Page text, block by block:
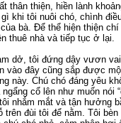
thân thiện, hiền lành
khi tôi nuôi chó, chình
bà. Để thể hiện thiện
thuê nhà và tiếp tục ở lại.
dở, tôi đứng dậy vươn
vào đây cũng sắp được
này. Chú chó đáng yêu
cổ lên như muốn nói
nhắm mắt và tận hưởng
trên đùi tôi để nằm. Tôi